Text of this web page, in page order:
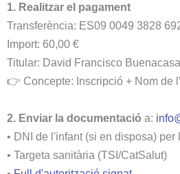
1. Realitzar el pagament
Transferència: ES09 0049 3828
Import: 60,00 €
Titular: David Francisco
👉 Concepte: Inscripció + Nom de
2. Enviar la documentació a:
• DNI de l'infant (si en disposa)
• Targeta sanitària (TSI/CatSalut)